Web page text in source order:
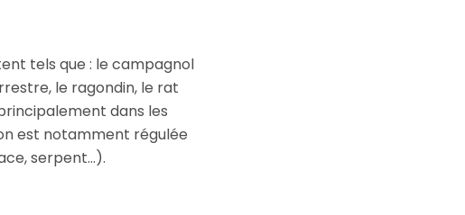
tels que : le campagnol
le ragondin, le rat
dans les
est notamment régulée
serpent…).